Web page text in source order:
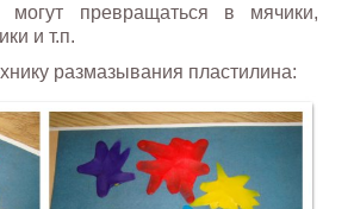
могут превращаться в мячики,
и т.п.
размазывания пластилина: